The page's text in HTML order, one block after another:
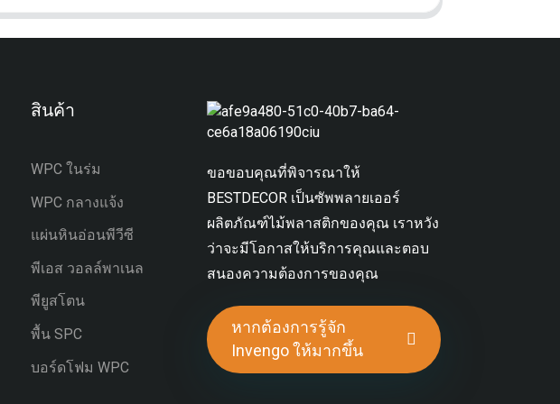
สินค้า
WPC ในร่ม
WPC กลางแจ้ง
แผ่นหินอ่อนพีวีซี
พีเอส วอลล์พาเนล
พียูสโตน
พื้น SPC
บอร์ดโฟม WPC
ขอขอบคุณที่พิจารณาให้
BESTDECOR เป็นซัพพลายเออร์
ผลิตภัณฑ์ไม้พลาสติกของคุณ เราหวัง
ว่าจะมีโอกาสให้บริการคุณและตอบ
สนองความต้องการของคุณ
หากต้องการรู้จัก
Invengo ให้มากขึ้น